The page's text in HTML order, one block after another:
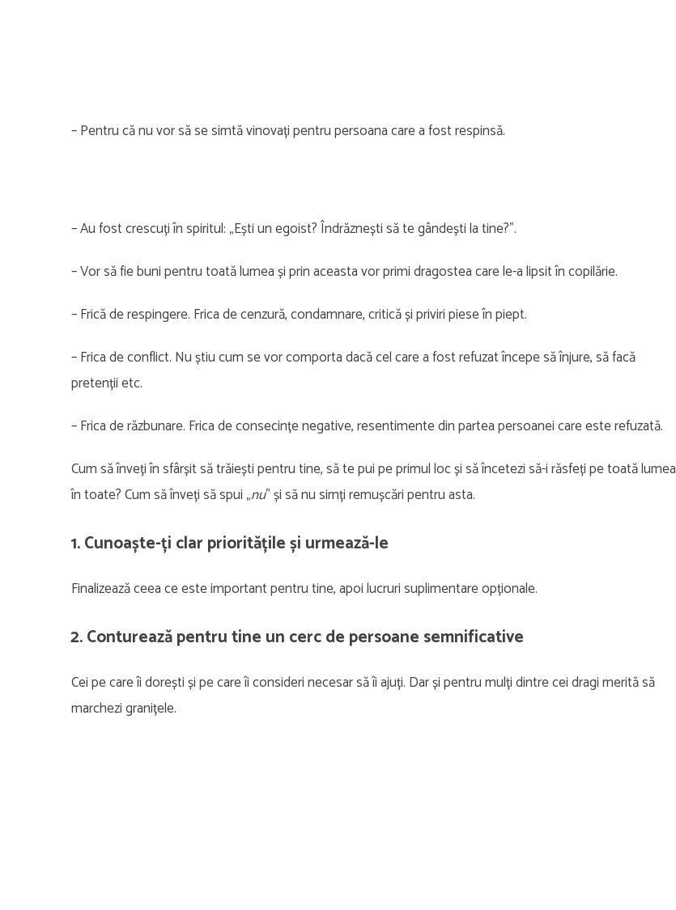
– Pentru că nu vor să se simtă vinovați pentru persoana care a fost respinsă.
– Au fost crescuți în spiritul: „Ești un egoist? Îndrăznești să te gândești la tine?”.
– Vor să fie buni pentru toată lumea și prin aceasta vor primi dragostea care le-a lipsit în copilărie.
– Frică de respingere. Frica de cenzură, condamnare, critică și priviri piese în piept.
– Frica de conflict. Nu știu cum se vor comporta dacă cel care a fost refuzat începe să înjure, să facă
pretenții etc.
– Frica de răzbunare. Frica de consecințe negative, resentimente din partea persoanei care este refuzată.
Cum să înveți în sfârșit să trăiești pentru tine, să te pui pe primul loc și să încetezi să-i răsfeți pe toată lumea
în toate? Cum să înveți să spui „nu” și să nu simți remușcări pentru asta.
1. Cunoaște-ți clar prioritățile și urmează-le
Finalizează ceea ce este important pentru tine, apoi lucruri suplimentare opționale.
2. Conturează pentru tine un cerc de persoane semnificative
Cei pe care îi dorești și pe care îi consideri necesar să îi ajuți. Dar și pentru mulți dintre cei dragi merită să
marchezi granițele.